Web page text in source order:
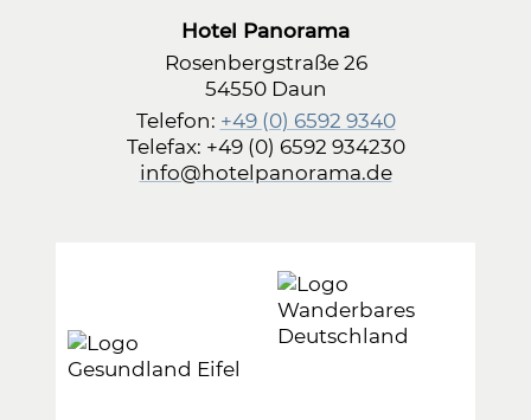
Hotel Panorama
Rosenbergstraße 26
54550 Daun
Telefon: +49 (0) 6592 9340
Telefax: +49 (0) 6592 934230
info@hotelpanorama.de